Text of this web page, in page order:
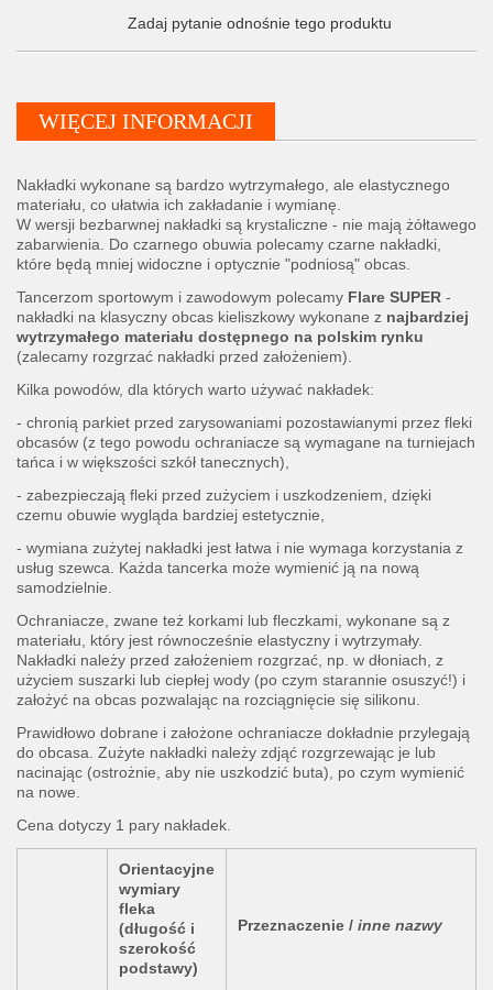
Zadaj pytanie odnośnie tego produktu
WIĘCEJ INFORMACJI
Nakładki wykonane są bardzo wytrzymałego, ale elastycznego
materiału, co ułatwia ich zakładanie i wymianę.
W wersji bezbarwnej nakładki są krystaliczne - nie mają żółtawego
zabarwienia. Do czarnego obuwia polecamy czarne nakładki,
które będą mniej widoczne i optycznie "podniosą" obcas.
Tancerzom sportowym i zawodowym polecamy Flare SUPER -
nakładki na klasyczny obcas kieliszkowy wykonane z najbardziej
wytrzymałego materiału dostępnego na polskim rynku
(zalecamy rozgrzać nakładki przed założeniem).
Kilka powodów, dla których warto używać nakładek:
- chronią parkiet przed zarysowaniami pozostawianymi przez fleki
obcasów (z tego powodu ochraniacze są wymagane na turniejach
tańca i w większości szkół tanecznych),
- zabezpieczają fleki przed zużyciem i uszkodzeniem, dzięki
czemu obuwie wygląda bardziej estetycznie,
- wymiana zużytej nakładki jest łatwa i nie wymaga korzystania z
usług szewca. Każda tancerka może wymienić ją na nową
samodzielnie.
Ochraniacze, zwane też korkami lub fleczkami, wykonane są z
materiału, który jest równocześnie elastyczny i wytrzymały.
Nakładki należy przed założeniem rozgrzać, np. w dłoniach, z
użyciem suszarki lub ciepłej wody (po czym starannie osuszyć!) i
założyć na obcas pozwalając na rozciągnięcie się silikonu.
Prawidłowo dobrane i założone ochraniacze dokładnie przylegają
do obcasa. Zużyte nakładki należy zdjąć rozgrzewając je lub
nacinając (ostrożnie, aby nie uszkodzić buta), po czym wymienić
na nowe.
Cena dotyczy 1 pary nakładek.
Orientacyjne
wymiary
fleka
(długość i
szerokość
podstawy)
Przeznaczenie / inne nazwy